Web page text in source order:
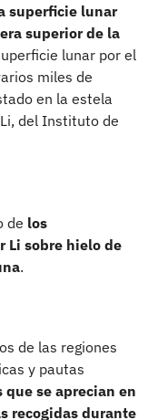
superficie lunar
superior de la
lunar por el
miles de
en la estela
del Instituto de
de los
Li sobre hielo de
.
de las regiones
y pautas
se aprecian en
recogidas durante